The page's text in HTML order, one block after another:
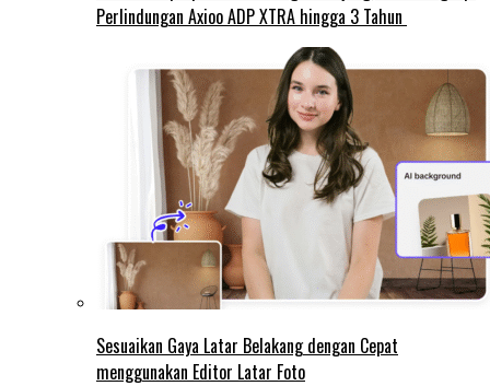
Perlindungan Axioo ADP XTRA hingga 3 Tahun
Sesuaikan Gaya Latar Belakang dengan Cepat
menggunakan Editor Latar Foto